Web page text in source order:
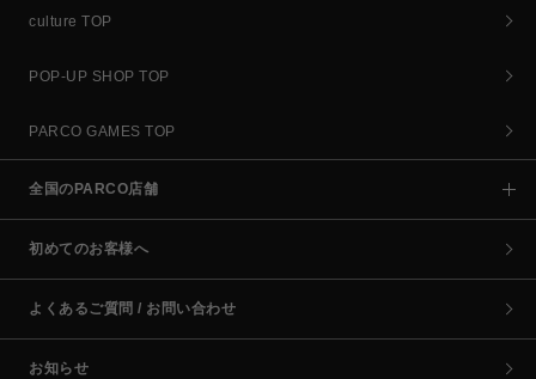
culture TOP
POP-UP SHOP TOP
PARCO GAMES TOP
全国のPARCO店舗
初めてのお客様へ
よくあるご質問 / お問い合わせ
お知らせ